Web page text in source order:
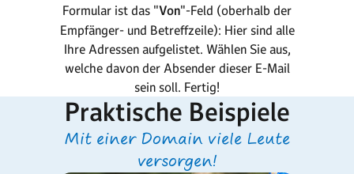
Formular ist das "Von"-Feld (oberhalb der
Empfänger- und Betreffzeile): Hier sind alle
Ihre Adressen aufgelistet. Wählen Sie aus,
welche davon der Absender dieser E-Mail
sein soll. Fertig!
Praktische Beispiele
Mit einer Domain viele Leute
versorgen!